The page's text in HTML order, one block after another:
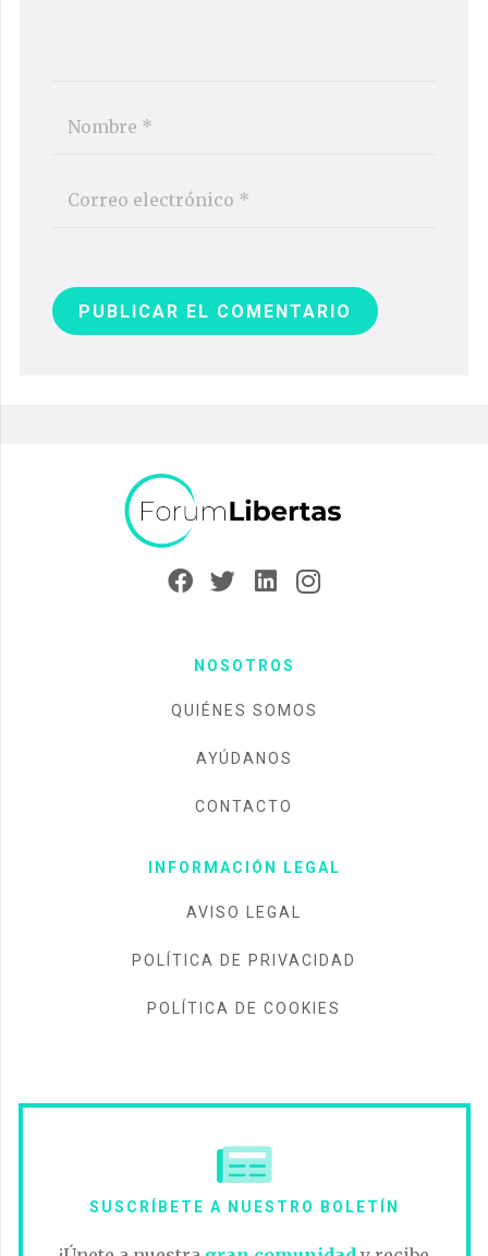
PUBLICAR EL COMENTARIO
NOSOTROS
QUIÉNES SOMOS
AYÚDANOS
CONTACTO
INFORMACIÓN LEGAL
AVISO LEGAL
POLÍTICA DE PRIVACIDAD
POLÍTICA DE COOKIES
SUSCRÍBETE A NUESTRO BOLETÍN